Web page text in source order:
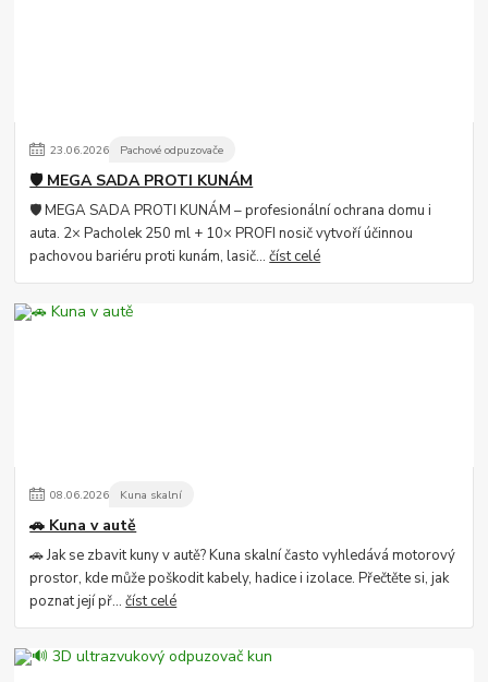
23.06.2026 Pachové odpuzovače
🛡️ MEGA SADA PROTI KUNÁM
🛡️ MEGA SADA PROTI KUNÁM – profesionální ochrana domu i
auta. 2× Pacholek 250 ml + 10× PROFI nosič vytvoří účinnou
pachovou bariéru proti kunám, lasič...číst celé
08.06.2026 Kuna skalní
🚗 Kuna v autě
🚗 Jak se zbavit kuny v autě? Kuna skalní často vyhledává motorový
prostor, kde může poškodit kabely, hadice i izolace. Přečtěte si, jak
poznat její př...číst celé